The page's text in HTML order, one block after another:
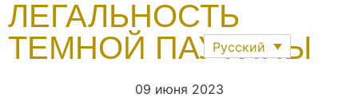
Русский
ЛЕГАЛЬНОСТЬ
ТЕМНОЙ ПАУТИНЫ
09 июня 2023